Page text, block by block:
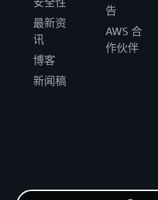
最新资
讯
博客
新闻稿
告
AWS 合
作伙伴